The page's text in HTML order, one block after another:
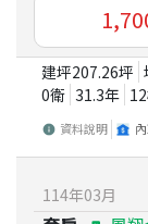
建坪207.26坪
0衛 31.3年 12
資料說明
114年03月